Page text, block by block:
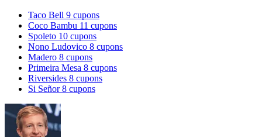
Taco Bell 9 cupons
Coco Bambu 11 cupons
Spoleto 10 cupons
Nono Ludovico 8 cupons
Madero 8 cupons
Primeira Mesa 8 cupons
Riversides 8 cupons
Si Señor 8 cupons